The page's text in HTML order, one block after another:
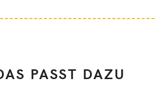
PASST DAZU